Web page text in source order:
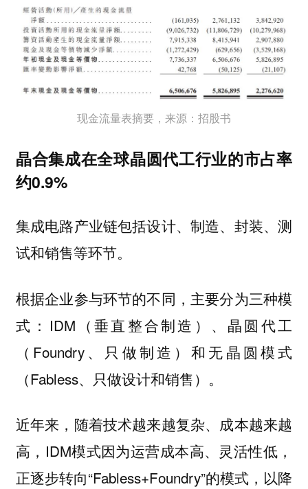
现金流量表摘要，来源：招股书
晶合集成在全球晶圆代工行业的市占率
约0.9%
集成电路产业链包括设计、制造、封装、测
试和销售等环节。
根据企业参与环节的不同，主要分为三种模
式：IDM（垂直整合制造）、晶圆代工
（Foundry、只做制造）和无晶圆模式
（Fabless、只做设计和销售）。
近年来，随着技术越来越复杂、成本越来越
高，IDM模式因为运营成本高、灵活性低，
正逐步转向“Fabless+Foundry”的模式，以降